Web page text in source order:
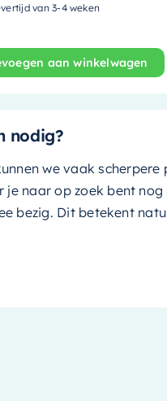
van 3-4 weken
bad Noble -
aan winkelwagen
nodig?
we vaak scherpere
je naar op zoek bent
bezig. Dit betekent